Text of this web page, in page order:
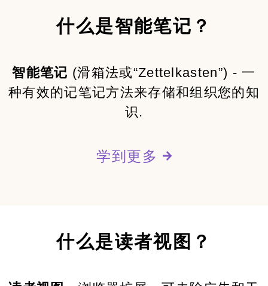
什么是智能笔记？
智能笔记 (滑箱法或“Zettelkasten”) - 一
种有效的记笔记方法来存储和组织您的知
识.
学到更多
什么是读者视图？